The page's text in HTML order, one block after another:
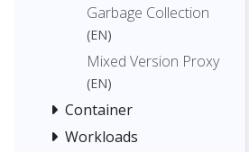
Garbage Collection
(EN)
Mixed Version Proxy
(EN)
Container
Workloads